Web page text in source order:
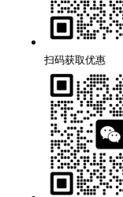
扫码获取优惠